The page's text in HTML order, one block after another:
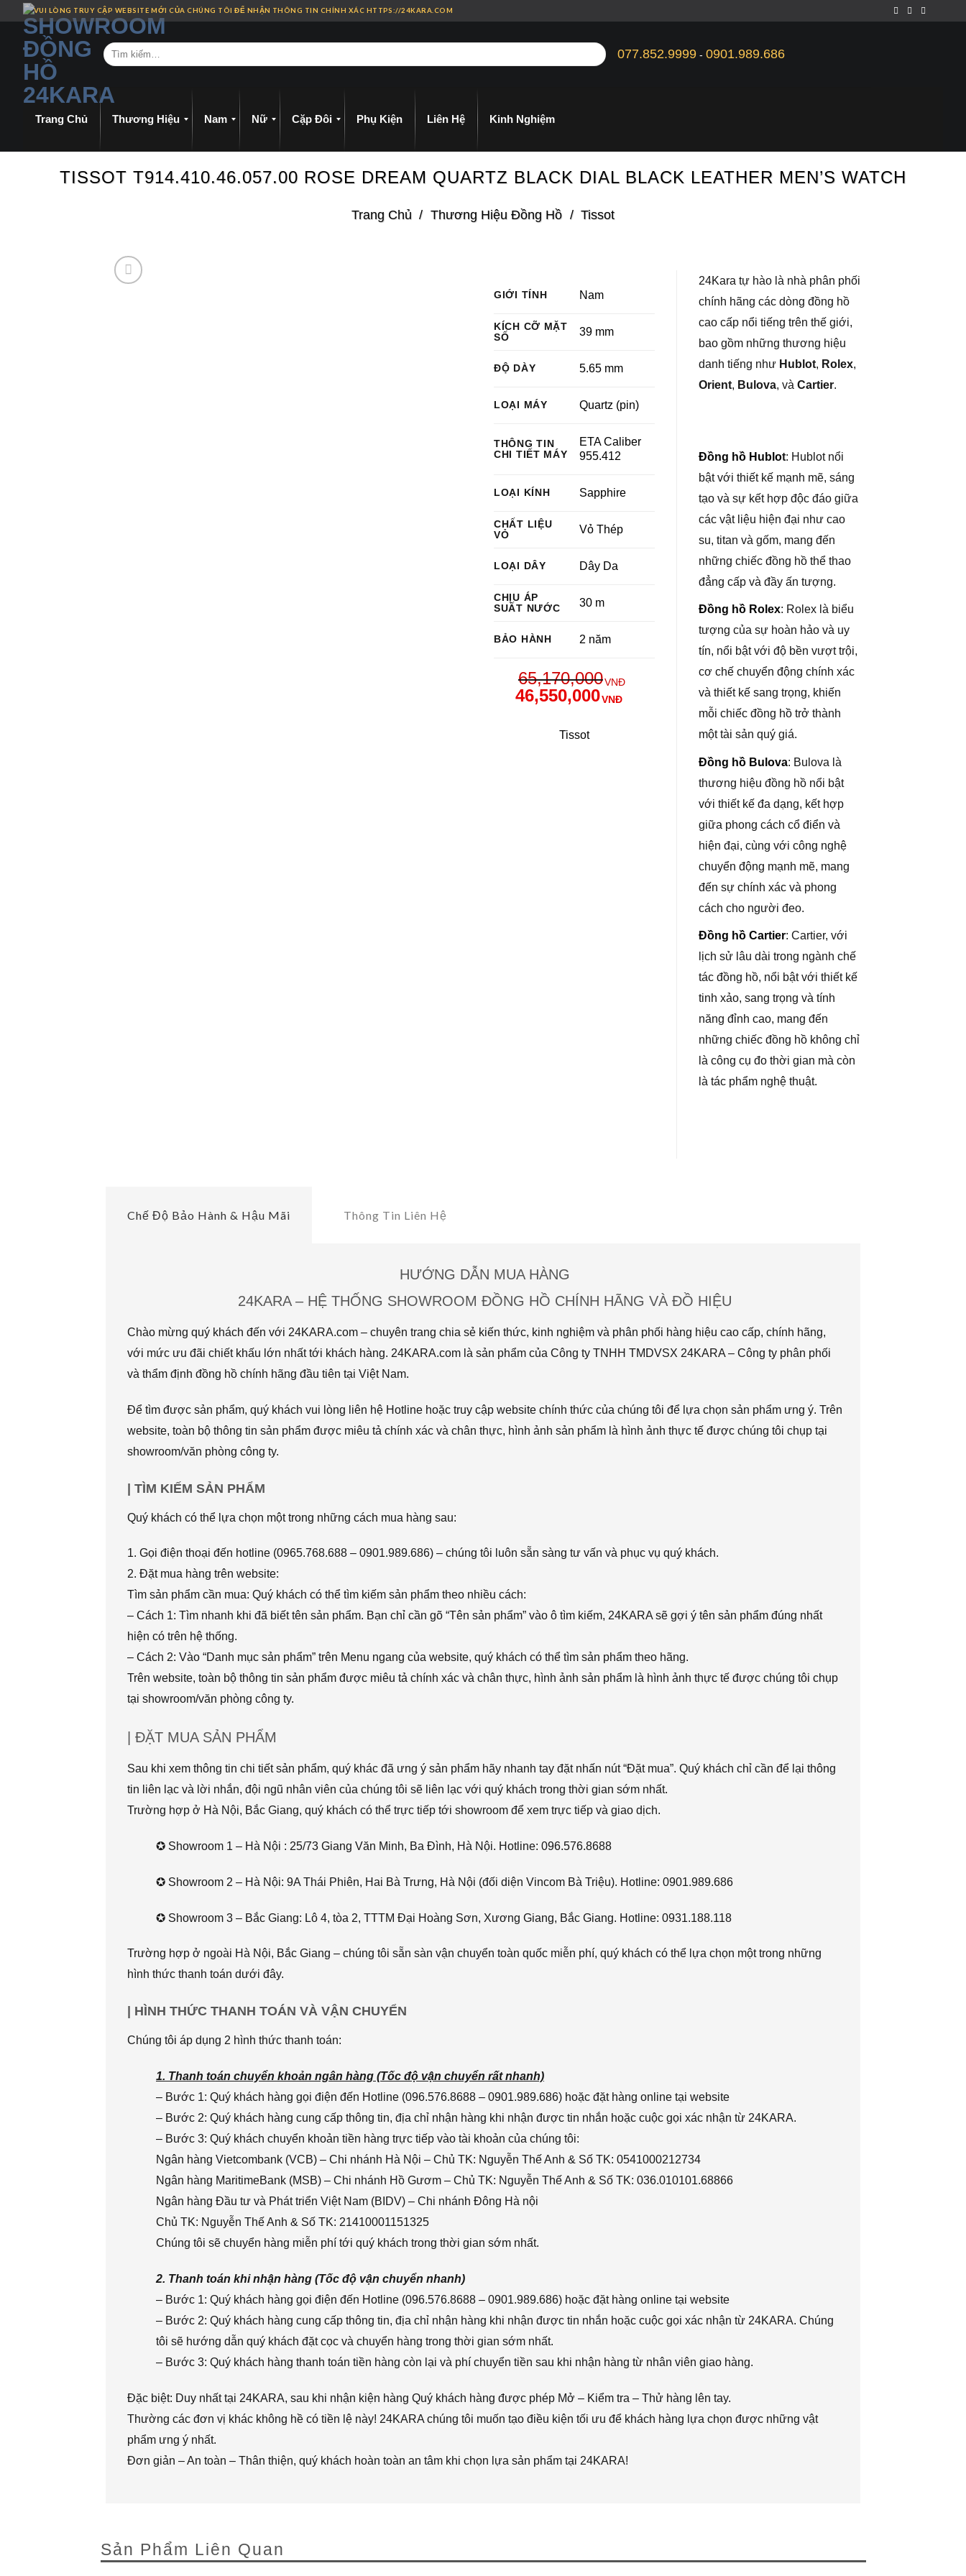
content
VUI LÒNG TRUY CẬP WEBSITE MỚI CỦA CHÚNG TÔI ĐỂ NHẬN THÔNG TIN CHÍNH XÁC HTTPS://24KARA.COM
077.852.9999- 0901.989.686
Trang Chủ Thương Hiệu Nam Nữ Cặp Đôi Phụ Kiện Liên Hệ Kinh Nghiệm
TISSOT T914.410.46.057.00 ROSE DREAM QUARTZ BLACK DIAL BLACK LEATHER MEN’S WATCH
Trang Chủ / Thương Hiệu Đồng Hồ / Tissot
GIỚI TÍNH Nam
KÍCH CỠ MẶT
SỐ
39 mm
ĐỘ DÀY 5.65 mm
LOẠI MÁY Quartz (pin)
THÔNG TIN
CHI TIẾT MÁY
ETA Caliber
955.412
LOẠI KÍNH Sapphire
CHẤT LIỆU
VỎ
Vỏ Thép
LOẠI DÂY Dây Da
CHỊU ÁP
SUẤT NƯỚC
30 m
BẢO HÀNH 2 năm
65,170,000VNĐ
46,550,000VNĐ
Tissot
24Kara tự hào là nhà phân phối
chính hãng các dòng đồng hồ
cao cấp nổi tiếng trên thế giới,
bao gồm những thương hiệu
danh tiếng như Hublot, Rolex,
Orient, Bulova, và Cartier.
Đồng hồ Hublot: Hublot nổi
bật với thiết kế mạnh mẽ, sáng
tạo và sự kết hợp độc đáo giữa
các vật liệu hiện đại như cao
su, titan và gốm, mang đến
những chiếc đồng hồ thể thao
đẳng cấp và đầy ấn tượng.
Đồng hồ Rolex: Rolex là biểu
tượng của sự hoàn hảo và uy
tín, nổi bật với độ bền vượt trội,
cơ chế chuyển động chính xác
và thiết kế sang trọng, khiến
mỗi chiếc đồng hồ trở thành
một tài sản quý giá.
Đồng hồ Bulova: Bulova là
thương hiệu đồng hồ nổi bật
với thiết kế đa dạng, kết hợp
giữa phong cách cổ điển và
hiện đại, cùng với công nghệ
chuyển động mạnh mẽ, mang
đến sự chính xác và phong
cách cho người đeo.
Đồng hồ Cartier: Cartier, với
lịch sử lâu dài trong ngành chế
tác đồng hồ, nổi bật với thiết kế
tinh xảo, sang trọng và tính
năng đỉnh cao, mang đến
những chiếc đồng hồ không chỉ
là công cụ đo thời gian mà còn
là tác phẩm nghệ thuật.
Chế Độ Bảo Hành & Hậu Mãi Thông Tin Liên Hệ
HƯỚNG DẪN MUA HÀNG
24KARA – HỆ THỐNG SHOWROOM ĐỒNG HỒ CHÍNH HÃNG VÀ ĐỒ HIỆU
Chào mừng quý khách đến với 24KARA.com – chuyên trang chia sẻ kiến thức, kinh nghiệm và phân phối hàng hiệu cao cấp, chính hãng,
với mức ưu đãi chiết khấu lớn nhất tới khách hàng. 24KARA.com là sản phẩm của Công ty TNHH TMDVSX 24KARA – Công ty phân phối
và thẩm định đồng hồ chính hãng đầu tiên tại Việt Nam.
Để tìm được sản phẩm, quý khách vui lòng liên hệ Hotline hoặc truy cập website chính thức của chúng tôi để lựa chọn sản phẩm ưng ý. Trên
website, toàn bộ thông tin sản phẩm được miêu tả chính xác và chân thực, hình ảnh sản phẩm là hình ảnh thực tế được chúng tôi chụp tại
showroom/văn phòng công ty.
| TÌM KIẾM SẢN PHẨM
Quý khách có thể lựa chọn một trong những cách mua hàng sau:
1. Gọi điện thoại đến hotline (0965.768.688 – 0901.989.686) – chúng tôi luôn sẵn sàng tư vấn và phục vụ quý khách.
2. Đặt mua hàng trên website:
Tìm sản phẩm cần mua: Quý khách có thể tìm kiếm sản phẩm theo nhiều cách:
– Cách 1: Tìm nhanh khi đã biết tên sản phẩm. Bạn chỉ cần gõ “Tên sản phẩm” vào ô tìm kiếm, 24KARA sẽ gợi ý tên sản phẩm đúng nhất
hiện có trên hệ thống.
– Cách 2: Vào “Danh mục sản phẩm” trên Menu ngang của website, quý khách có thể tìm sản phẩm theo hãng.
Trên website, toàn bộ thông tin sản phẩm được miêu tả chính xác và chân thực, hình ảnh sản phẩm là hình ảnh thực tế được chúng tôi chụp
tại showroom/văn phòng công ty.
| ĐẶT MUA SẢN PHẨM
Sau khi xem thông tin chi tiết sản phẩm, quý khác đã ưng ý sản phẩm hãy nhanh tay đặt nhấn nút “Đặt mua”. Quý khách chỉ cần để lại thông
tin liên lạc và lời nhắn, đội ngũ nhân viên của chúng tôi sẽ liên lạc với quý khách trong thời gian sớm nhất.
Trường hợp ở Hà Nội, Bắc Giang, quý khách có thể trực tiếp tới showroom để xem trực tiếp và giao dịch.
✪ Showroom 1 – Hà Nội : 25/73 Giang Văn Minh, Ba Đình, Hà Nội. Hotline: 096.576.8688
✪ Showroom 2 – Hà Nội: 9A Thái Phiên, Hai Bà Trưng, Hà Nội (đối diện Vincom Bà Triệu). Hotline: 0901.989.686
✪ Showroom 3 – Bắc Giang: Lô 4, tòa 2, TTTM Đại Hoàng Sơn, Xương Giang, Bắc Giang. Hotline: 0931.188.118
Trường hợp ở ngoài Hà Nội, Bắc Giang – chúng tôi sẵn sàn vận chuyển toàn quốc miễn phí, quý khách có thể lựa chọn một trong những
hình thức thanh toán dưới đây.
| HÌNH THỨC THANH TOÁN VÀ VẬN CHUYỂN
Chúng tôi áp dụng 2 hình thức thanh toán:
1. Thanh toán chuyển khoản ngân hàng (Tốc độ vận chuyển rất nhanh)
– Bước 1: Quý khách hàng gọi điện đến Hotline (096.576.8688 – 0901.989.686) hoặc đặt hàng online tại website
– Bước 2: Quý khách hàng cung cấp thông tin, địa chỉ nhận hàng khi nhận được tin nhắn hoặc cuộc gọi xác nhận từ 24KARA.
– Bước 3: Quý khách chuyển khoản tiền hàng trực tiếp vào tài khoản của chúng tôi:
Ngân hàng Vietcombank (VCB) – Chi nhánh Hà Nội – Chủ TK: Nguyễn Thế Anh & Số TK: 0541000212734
Ngân hàng MaritimeBank (MSB) – Chi nhánh Hồ Gươm – Chủ TK: Nguyễn Thế Anh & Số TK: 036.010101.68866
Ngân hàng Đầu tư và Phát triển Việt Nam (BIDV) – Chi nhánh Đông Hà nội
Chủ TK: Nguyễn Thế Anh & Số TK: 21410001151325
Chúng tôi sẽ chuyển hàng miễn phí tới quý khách trong thời gian sớm nhất.
2. Thanh toán khi nhận hàng (Tốc độ vận chuyển nhanh)
– Bước 1: Quý khách hàng gọi điện đến Hotline (096.576.8688 – 0901.989.686) hoặc đặt hàng online tại website
– Bước 2: Quý khách hàng cung cấp thông tin, địa chỉ nhận hàng khi nhận được tin nhắn hoặc cuộc gọi xác nhận từ 24KARA. Chúng
tôi sẽ hướng dẫn quý khách đặt cọc và chuyển hàng trong thời gian sớm nhất.
– Bước 3: Quý khách hàng thanh toán tiền hàng còn lại và phí chuyển tiền sau khi nhận hàng từ nhân viên giao hàng.
Đặc biệt: Duy nhất tại 24KARA, sau khi nhận kiện hàng Quý khách hàng được phép Mở – Kiểm tra – Thử hàng lên tay.
Thường các đơn vị khác không hề có tiền lệ này! 24KARA chúng tôi muốn tạo điều kiện tối ưu để khách hàng lựa chọn được những vật
phẩm ưng ý nhất.
Đơn giản – An toàn – Thân thiện, quý khách hoàn toàn an tâm khi chọn lựa sản phẩm tại 24KARA!
Sản Phẩm Liên Quan